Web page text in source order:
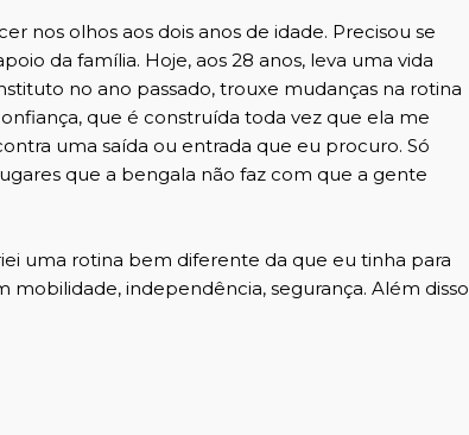
nos olhos aos dois anos de idade. Precisou se
da família. Hoje, aos 28 anos, leva uma vida
no ano passado, trouxe mudanças na rotina
que é construída toda vez que ela me
uma saída ou entrada que eu procuro. Só
que a bengala não faz com que a gente
uma rotina bem diferente da que eu tinha para
mobilidade, independência, segurança. Além disso